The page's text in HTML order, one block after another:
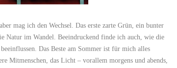
mag ich den Wechsel. Das erste zarte Grün, ein bunter
Natur im Wandel. Beeindruckend finde ich auch, wie die
Das Beste am Sommer ist für mich alles
Mitmenschen, das Licht – vorallem morgens und abends,